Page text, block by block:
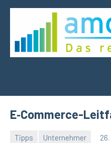
Zum
springen
´
E‑Commerce-
Tipps Unternehmer